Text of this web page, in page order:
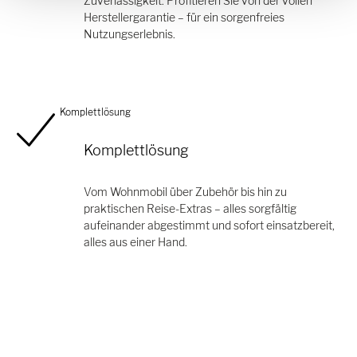
Herstellergarantie – für ein sorgenfreies
Nutzungserlebnis.
Komplettlösung
Komplettlösung
Vom Wohnmobil über Zubehör bis hin zu
praktischen Reise-Extras – alles sorgfältig
aufeinander abgestimmt und sofort einsatzbereit,
alles aus einer Hand.